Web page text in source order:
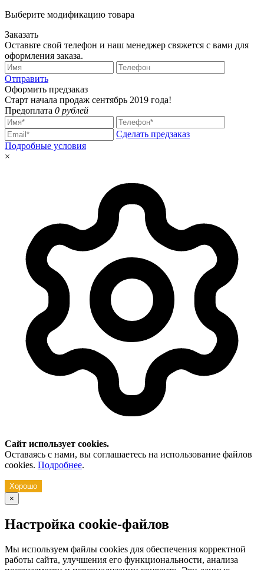
Выберите модификацию товара
Заказать
Оставьте свой телефон и наш менеджер свяжется с вами для
оформления заказа.
Отправить
Оформить предзаказ
Старт начала продаж сентябрь 2019 года!
Предоплата 0 рублей
Сделать предзаказ
Подробные условия
×
Сайт использует cookies.
Оставаясь с нами, вы соглашаетесь на использование файлов
cookies. Подробнее.
Хорошо
×
Настройка cookie-файлов
Мы используем файлы cookies для обеспечения корректной
работы сайта, улучшения его функциональности, анализа